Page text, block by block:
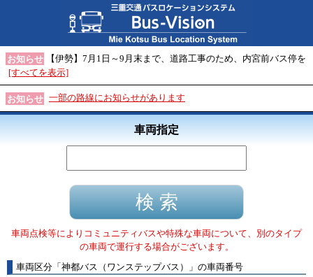
お知らせ
【伊勢】7月1日～9月末まで、道路工事のため、内宮前バス停を
[すべてを表示]
お知らせ 一部の路線にお知らせがあります
車両指定
車両点検等によりコミュニティバスや特殊な車両について、別のタイプ
の車両で運行する場合がございます。
車両区分 「 神都バス（ワンステップバス） 」 の車両番号